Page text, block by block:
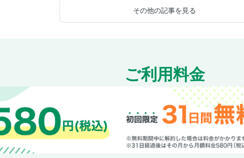
その他の記事を見る
ご利用料金